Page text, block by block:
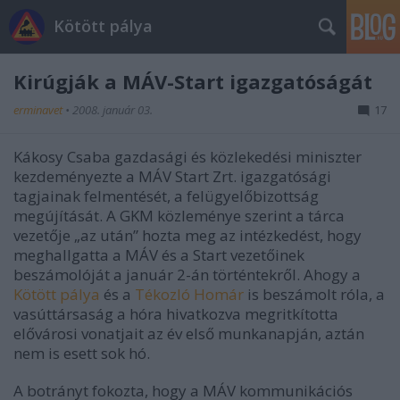
Kötött pálya
Kirúgják a MÁV-Start igazgatóságát
erminavet • 2008. január 03. 17
Kákosy Csaba gazdasági és közlekedési miniszter
kezdeményezte a MÁV Start Zrt. igazgatósági
tagjainak felmentését, a felügyelőbizottság
megújítását. A GKM közleménye szerint a tárca
vezetője „az után” hozta meg az intézkedést, hogy
meghallgatta a MÁV és a Start vezetőinek
beszámolóját a január 2-án történtekről. Ahogy a
Kötött pálya és a Tékozló Homár is beszámolt róla, a
vasúttársaság a hóra hivatkozva megritkította
elővárosi vonatjait az év első munkanapján, aztán
nem is esett sok hó.
A botrányt fokozta, hogy a MÁV kommunikációs